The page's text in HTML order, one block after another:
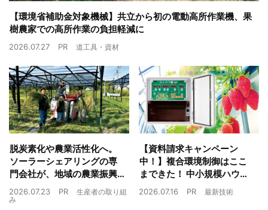
【環境省補助金対象機械】共立から初の電動高所作業機、果
樹農家での高所作業の負担軽減に
2026.07.27 PR 道工具・資材
脱炭素化や農業活性化へ。
ソーラーシェアリングの専
門会社が、地域の農業振興
や経済循環をワンストップ
でサポート
2026.07.23 PR
生産者の取り組
み
【資料請求キャンペーン
中！】複合環境制御はここ
まできた！ 中小規模ハウス
でも検討しやすい高コスパ
複合環境制御装置が誕生
2026.07.16 PR 最新技術